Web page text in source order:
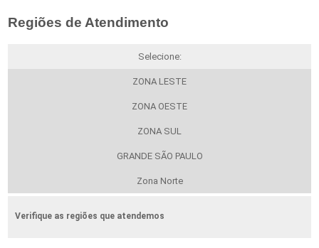
Regiões de Atendimento
Selecione:
ZONA LESTE
ZONA OESTE
ZONA SUL
GRANDE SÃO PAULO
Zona Norte
Verifique as regiões que atendemos